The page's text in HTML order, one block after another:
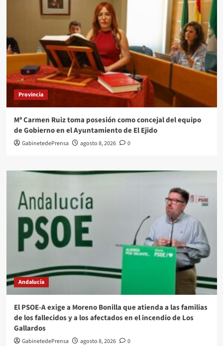
Provincia
Mª Carmen Ruiz toma posesión como concejal del equipo
de Gobierno en el Ayuntamiento de El Ejido
GabinetedePrensa agosto 8, 2026 0
Andalucía
El PSOE-A exige a Moreno Bonilla que atienda a las familias
de los fallecidos y a los afectados en el incendio de Los
Gallardos
GabinetedePrensa agosto 8, 2026 0